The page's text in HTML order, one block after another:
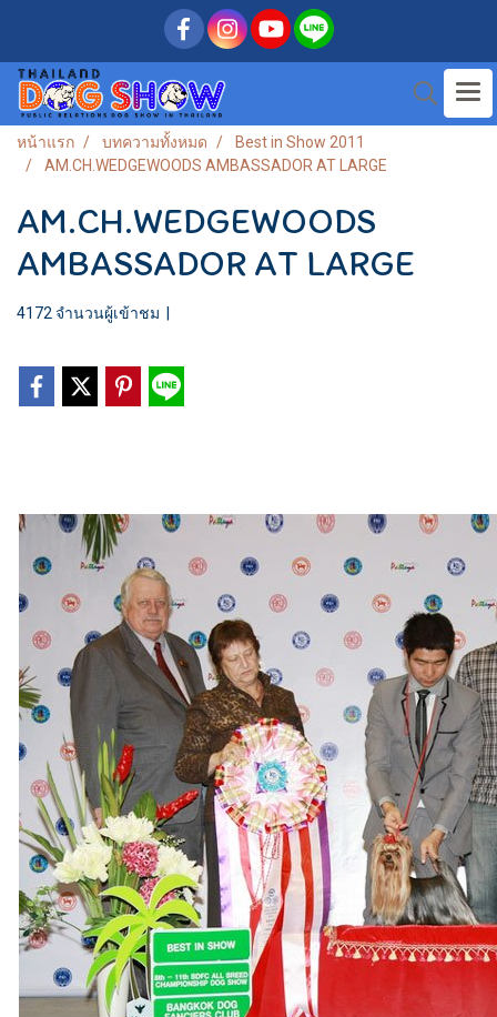
หน้าแรก บทความทั้งหมด
Best in Show 2011
AM.CH.WEDGEWOODS AMBASSADOR AT LARGE
AM.CH.WEDGEWOODS
AMBASSADOR AT LARGE
4172 จำนวนผู้เข้าชม